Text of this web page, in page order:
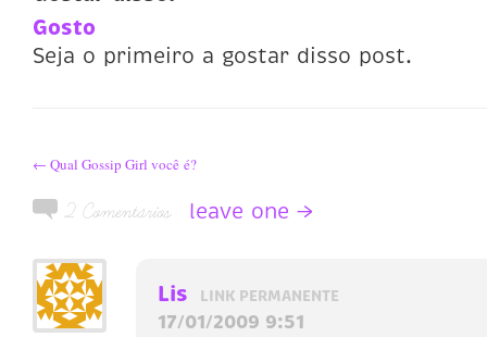
Gosto
Seja o primeiro a gostar disso post.
← Qual Gossip Girl você é?
2 Comentários leave one →
Lis LINK PERMANENTE
17/01/2009 9:51